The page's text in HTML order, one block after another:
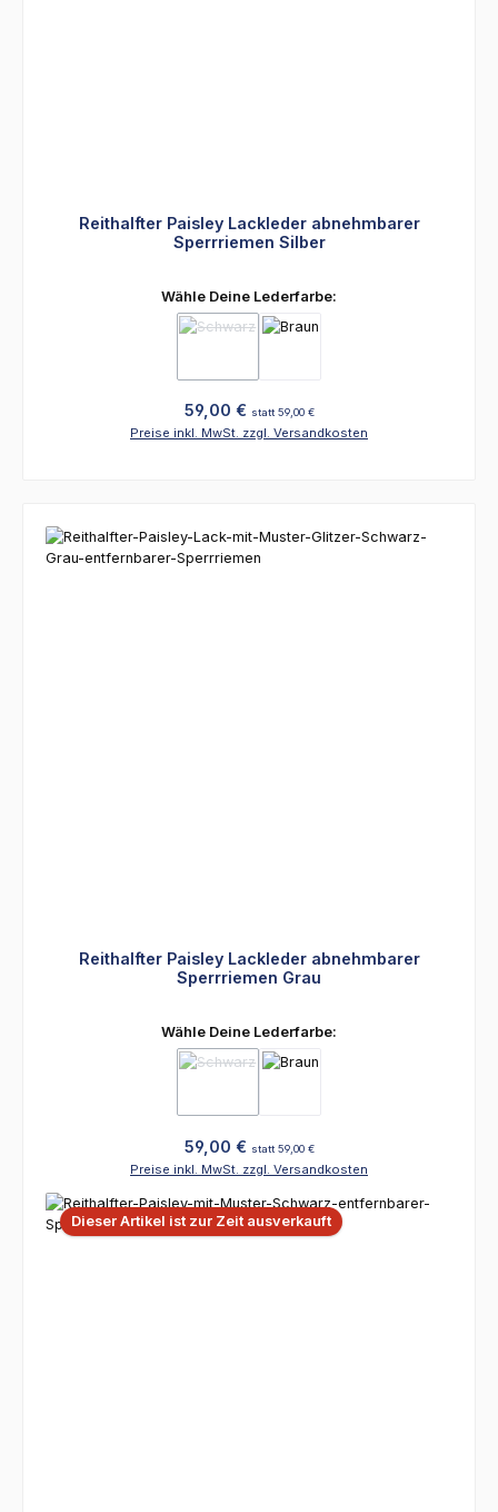
Reithalfter Paisley Lackleder abnehmbarer
Sperrriemen Silber
Wähle Deine Lederfarbe:
Regulärer Preis:
59,00 € statt 59,00 €
Preise inkl. MwSt. zzgl. Versandkosten
Reithalfter Paisley Lackleder abnehmbarer
Sperrriemen Grau
Wähle Deine Lederfarbe:
Regulärer Preis:
59,00 € statt 59,00 €
Preise inkl. MwSt. zzgl. Versandkosten
Dieser Artikel ist zur Zeit ausverkauft